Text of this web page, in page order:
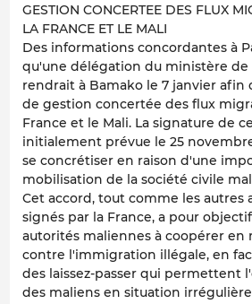
GESTION CONCERTEE DES FLUX
LA FRANCE ET LE MALI
Des informations concordantes à
qu'une délégation du ministère
rendrait à Bamako le 7 janvier afin
de gestion concertée des flux
France et le Mali. La signature de
initialement prévue le 25
se concrétiser en raison d'une
mobilisation de la société civile
Cet accord, tout comme les autres
signés par la France, a pour
autorités maliennes à coopérer en
contre l'immigration illégale, en
des laissez-passer qui permettent
des maliens en situation